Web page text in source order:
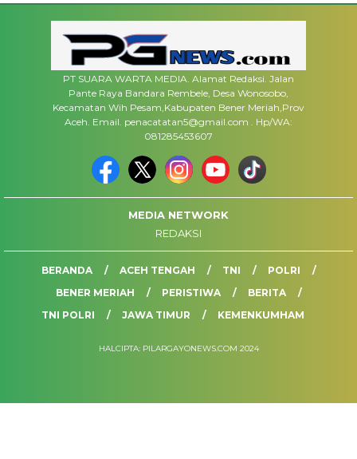
PT SUARA WARTA MEDIA. Alamat Redaksi. Jalan
Pante Raya Bandara Rembele, Desa Wonosobo,
Kecamatan Wih Pesam,Kabupaten Bener Meriah,Prov
Aceh. Email. penacatatan5@gmail.com . Hp/WA:
081285453607
MEDIA NETWORK
REDAKSI
BERANDA ACEH TENGAH TNI
POLRI
BENER MERIAH
PERISTIWA
BERITA
TNI POLRI
JAWA TIMUR KEMENKUMHAM
HALCIPTA: PILARGAYONEWS.COM 2024